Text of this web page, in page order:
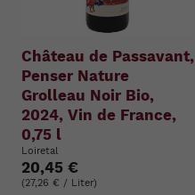
Château de Passavant,
Penser Nature
Grolleau Noir Bio,
2024, Vin de France,
0,75 l
Loiretal
20,45 €
(27,26 € / Liter)